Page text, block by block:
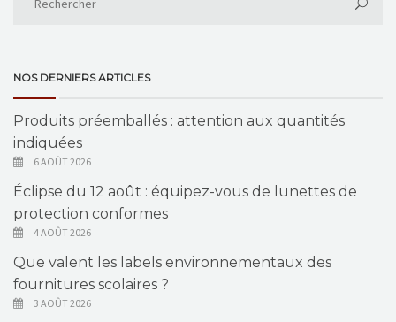
NOS DERNIERS ARTICLES
Produits préemballés : attention aux quantités
indiquées
6 AOÛT 2026
Éclipse du 12 août : équipez-vous de lunettes de
protection conformes
4 AOÛT 2026
Que valent les labels environnementaux des
fournitures scolaires ?
3 AOÛT 2026